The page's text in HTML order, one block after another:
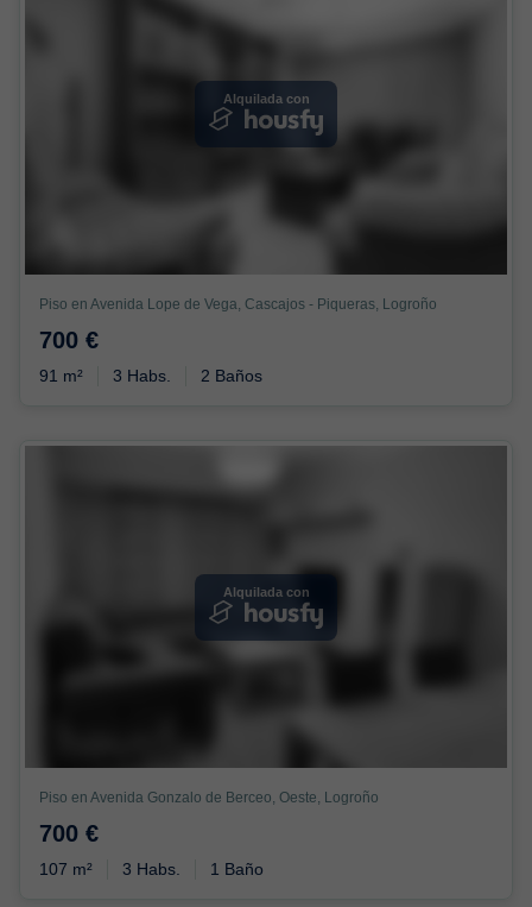
Alquilada con
Piso en Avenida Lope de Vega, Cascajos - Piqueras, Logroño
700 €
91 m² 3 Habs. 2 Baños
Alquilada con
Piso en Avenida Gonzalo de Berceo, Oeste, Logroño
700 €
107 m² 3 Habs. 1 Baño